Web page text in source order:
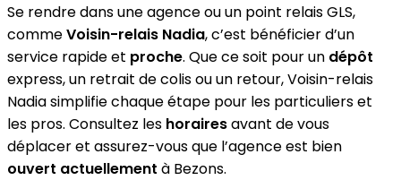
Se rendre dans une agence ou un point relais GLS,
commeVoisin-relais Nadia, c’est bénéficier d’un
service rapide et proche. Que ce soit pour un dépôt
express, un retrait de colis ou un retour, Voisin-relais
Nadia simplifie chaque étape pour les particuliers et
les pros. Consultez les horairesavant de vous
déplacer et assurez-vous que l’agence est bien
ouvert actuellement à Bezons.